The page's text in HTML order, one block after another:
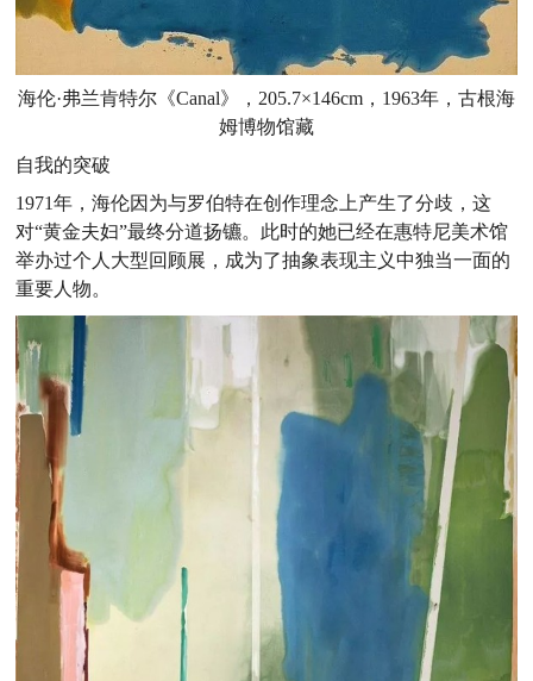
海伦·弗兰肯特尔《Canal》，205.7×146cm，1963年，古根海
姆博物馆藏
自我的突破
1971年，海伦因为与罗伯特在创作理念上产生了分歧，这
对“黄金夫妇”最终分道扬镳。此时的她已经在惠特尼美术馆
举办过个人大型回顾展，成为了抽象表现主义中独当一面的
重要人物。